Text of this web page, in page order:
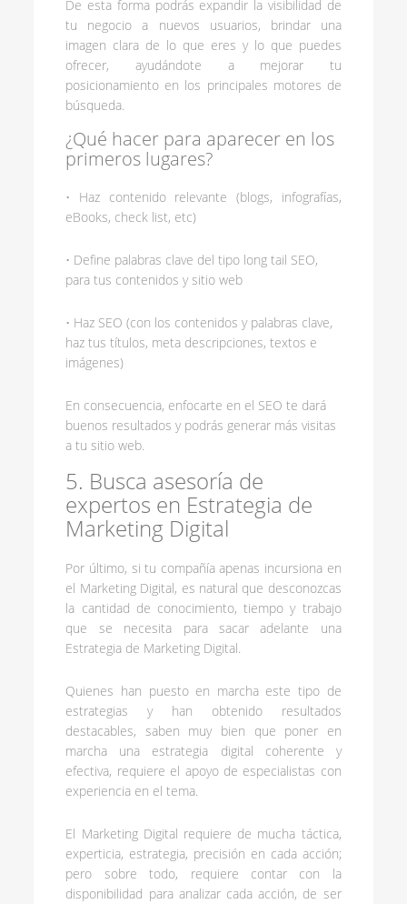
De esta forma podrás expandir la visibilidad de
tu negocio a nuevos usuarios, brindar una
imagen clara de lo que eres y lo que puedes
ofrecer, ayudándote a mejorar tu
posicionamiento en los principales motores de
búsqueda.
¿Qué hacer para aparecer en los
primeros lugares?
• Haz contenido relevante (blogs, infografías,
eBooks, check list, etc)
• Define palabras clave del tipo long tail SEO,
para tus contenidos y sitio web
• Haz SEO (con los contenidos y palabras clave,
haz tus títulos, meta descripciones, textos e
imágenes)
En consecuencia, enfocarte en el SEO te dará
buenos resultados y podrás generar más visitas
a tu sitio web.
5. Busca asesoría de
expertos en Estrategia de
Marketing Digital
Por último, si tu compañía apenas incursiona en
el Marketing Digital, es natural que desconozcas
la cantidad de conocimiento, tiempo y trabajo
que se necesita para sacar adelante una
Estrategia de Marketing Digital.
Quienes han puesto en marcha este tipo de
estrategias y han obtenido resultados
destacables, saben muy bien que poner en
marcha una estrategia digital coherente y
efectiva, requiere el apoyo de especialistas con
experiencia en el tema.
El Marketing Digital requiere de mucha táctica,
experticia, estrategia, precisión en cada acción;
pero sobre todo, requiere contar con la
disponibilidad para analizar cada acción, de ser